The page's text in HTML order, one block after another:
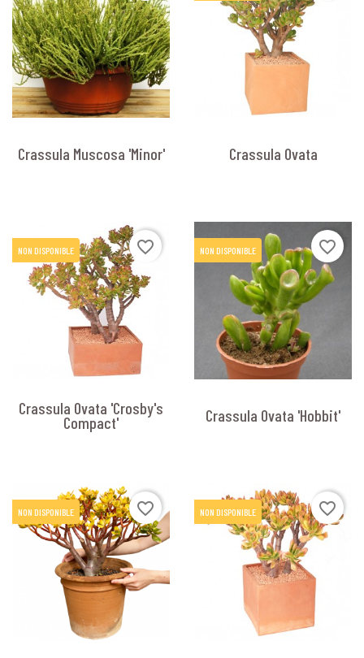
Crassula Muscosa 'Minor' Crassula Ovata
NON DISPONIBLE favorite_border
Crassula Ovata 'Crosby's
Compact'
NON DISPONIBLE favorite_border
Crassula Ovata 'Hobbit'
NON DISPONIBLE favorite_border NON DISPONIBLE favorite_border